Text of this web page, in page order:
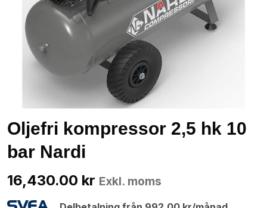
16,430.00 kr Exkl. moms
Oljefri kompressor 2,5 hk 10
bar Nardi